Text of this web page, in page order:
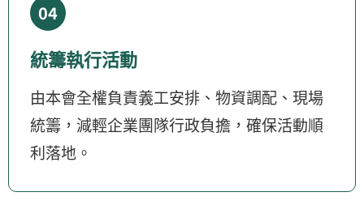
04
統籌執行活動
由本會全權負責義工安排、物資調配、現場
統籌，減輕企業團隊行政負擔，確保活動順
利落地。